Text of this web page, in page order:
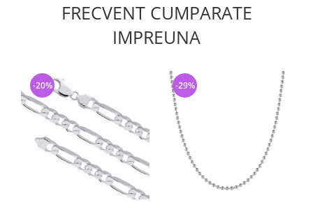
FRECVENT CUMPARATE
IMPREUNA
-20% -29%